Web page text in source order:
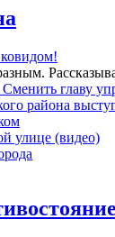
главу
района
улице (видео)